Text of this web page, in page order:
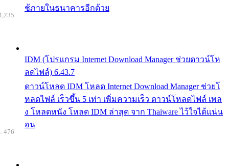
ช้ภายในธนาคารอีกด้วย
IDM (โปรแกรม Internet Download Manager ช่วยดาวน์โห
ลดไฟล์) 6.43.7
ดาวน์โหลด IDM โหลด Internet Download Manager ช่วยโ
หลดไฟล์ เร็วขึ้น 5 เท่า เพิ่มความเร็ว ดาวน์โหลดไฟล์ เพล
ง โหลดหนัง โหลด IDM ล่าสุด จาก Thaiware ไว้ใจได้แน่น
อน
476